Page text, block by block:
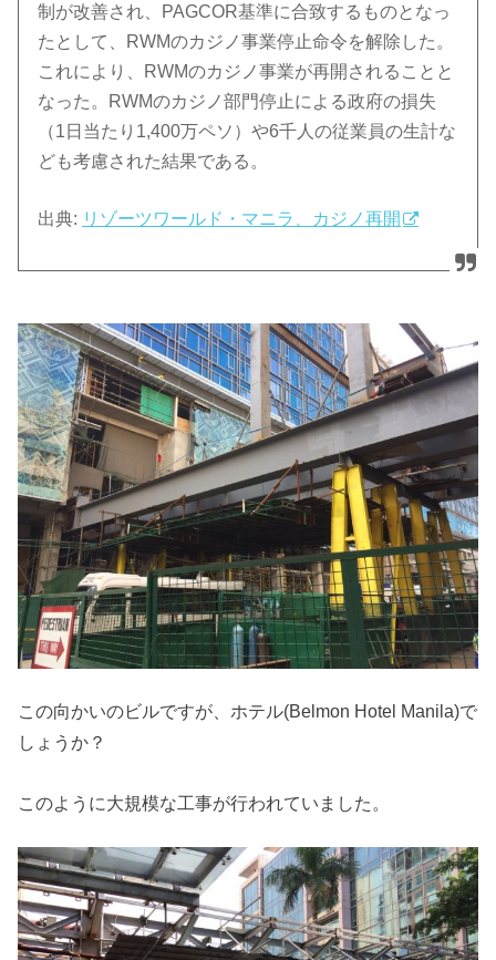
制が改善され、
PAGCOR基準に合致するものとなっ
たとして、
RWMのカジノ事業停止命令を解除した。
これにより、
RWMのカジノ事業が再開されることと
なった。
RWMのカジノ部門停止による政府の損失
（1日当たり1,400万ペソ）や6千人の従業員の生計な
ども考慮された結果である。
出典: リゾーツワールド・マニラ、カジノ再開
この向かいのビルですが、ホテル(Belmon Hotel Manila)で
しょうか？
このように大規模な工事が行われていました。